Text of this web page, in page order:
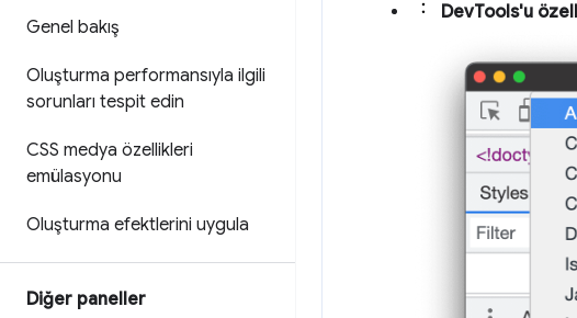
Genel bakış
Oluşturma performansıyla ilgili
sorunları tespit edin
CSS medya özellikleri
emülasyonu
Oluşturma efektlerini uygula
Diğer paneller
DevTools'u